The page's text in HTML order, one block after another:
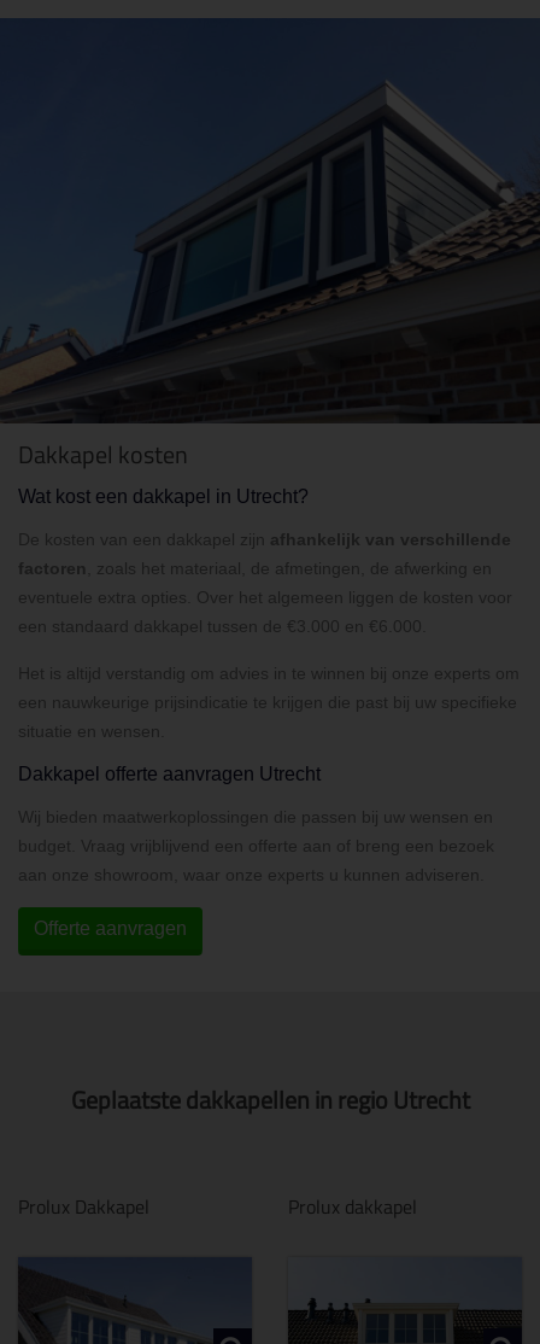
Dakkapel kosten
Wat kost een dakkapel in Utrecht?
De kosten van een dakkapel zijn afhankelijk van verschillende
factoren
, zoals het materiaal, de afmetingen, de afwerking en
eventuele extra opties. Over het algemeen liggen de kosten voor
een standaard dakkapel tussen de €3.000 en €6.000.
Het is altijd verstandig om advies in te winnen bij onze experts om
een nauwkeurige prijsindicatie te krijgen die past bij uw specifieke
situatie en wensen.
Dakkapel offerte aanvragen Utrecht
Wij bieden maatwerkoplossingen die passen bij uw wensen en
budget. Vraag vrijblijvend een offerte aan of breng een bezoek
aan onze showroom, waar onze experts u kunnen adviseren.
Offerte aanvragen
Geplaatste dakkapellen in regio Utrecht
Prolux Dakkapel Prolux dakkapel